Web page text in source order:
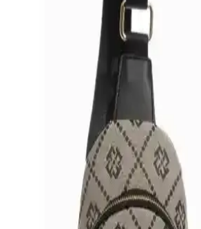
Fossil 05FS22Y282-KN4F Kadın
Fonksiyonellik Bir Arada
Fossil'in şık ve dayanıklı kanvas kadın
ve yüksek kaliteyle günlük ve özel anlarınız
Fossil 05FS22Y295-FPO Açık
Şıklık ve Fonksiyonellik Bir Arada
Fossil markasının hafif ve şık açık yeşil
özel kullanımlar için ideal, geniş iç hacmi ve
detaylarıyla fonksiyonel ve estetik bir
Fossil 05FS22Y303 Bej Omuz
Fonksiyonel Günlük Kullanım